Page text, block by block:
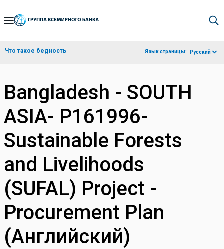
Skip
Navigation
Что такое бедность Язык страницы: Русский
Bangladesh - SOUTH
ASIA- P161996-
Sustainable Forests
and Livelihoods
(SUFAL) Project -
Procurement Plan
(Английский)